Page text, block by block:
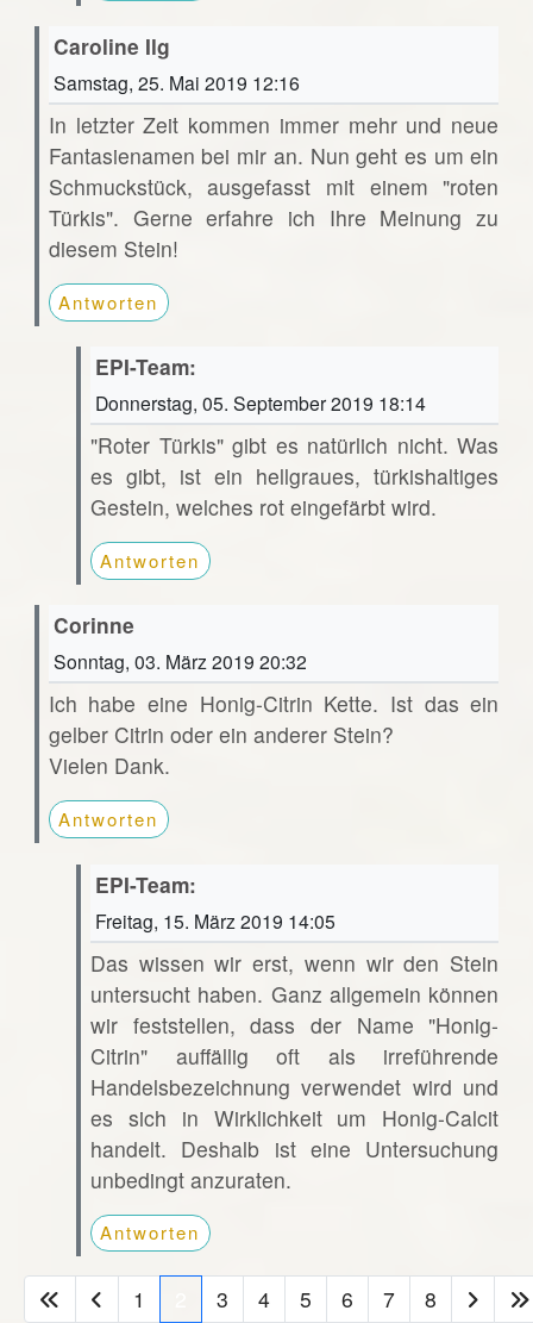
Caroline Ilg
Samstag, 25. Mai 2019 12:16
In letzter Zeit kommen immer mehr und neue
Fantasienamen bei mir an. Nun geht es um ein
Schmuckstück, ausgefasst mit einem "roten
Türkis". Gerne erfahre ich Ihre Meinung zu
diesem Stein!
Antworten
EPI-Team:
Donnerstag, 05. September 2019 18:14
"Roter Türkis" gibt es natürlich nicht. Was
es gibt, ist ein hellgraues, türkishaltiges
Gestein, welches rot eingefärbt wird.
Antworten
Corinne
Sonntag, 03. März 2019 20:32
Ich habe eine Honig-Citrin Kette. Ist das ein
gelber Citrin oder ein anderer Stein?
Vielen Dank.
Antworten
EPI-Team:
Freitag, 15. März 2019 14:05
Das wissen wir erst, wenn wir den Stein
untersucht haben. Ganz allgemein können
wir feststellen, dass der Name "Honig-
Citrin" auffällig oft als irreführende
Handelsbezeichnung verwendet wird und
es sich in Wirklichkeit um Honig-Calcit
handelt. Deshalb ist eine Untersuchung
unbedingt anzuraten.
Antworten
1 3 4 5 6 7 8